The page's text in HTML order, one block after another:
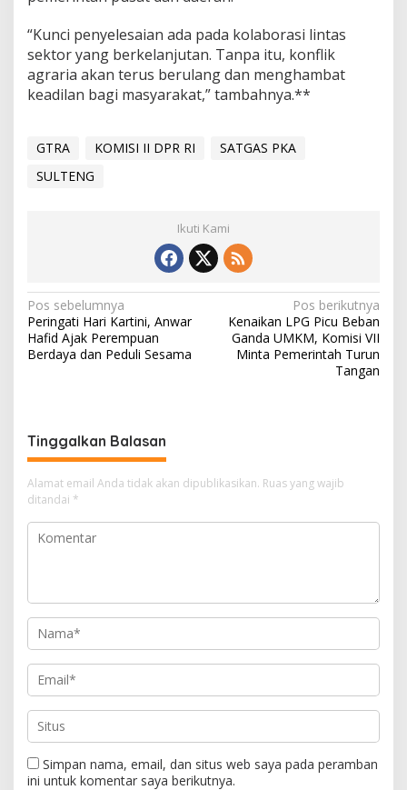
“Kunci penyelesaian ada pada kolaborasi lintas
sektor yang berkelanjutan. Tanpa itu, konflik
agraria akan terus berulang dan menghambat
keadilan bagi masyarakat,” tambahnya.**
GTRA KOMISI II DPR RI
SATGAS PKA
SULTENG
Ikuti Kami
Navigasi
pos
Pos sebelumnya
Peringati Hari Kartini, Anwar
Hafid Ajak Perempuan
Berdaya dan Peduli Sesama
Pos berikutnya
Kenaikan LPG Picu Beban
Ganda UMKM, Komisi VII
Minta Pemerintah Turun
Tangan
Tinggalkan Balasan
Alamat email Anda tidak akan dipublikasikan. Ruas yang wajib
ditandai *
Simpan nama, email, dan situs web saya pada peramban
ini untuk komentar saya berikutnya.